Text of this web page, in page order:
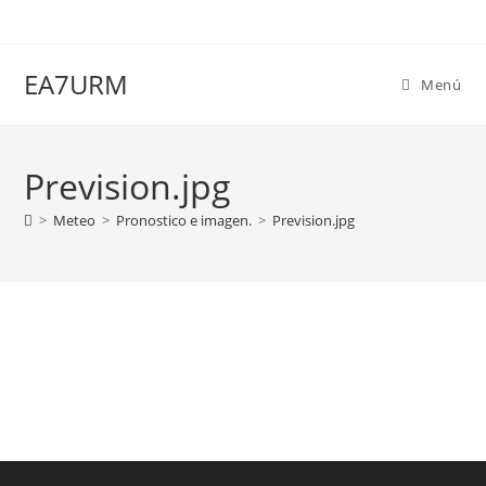
EA7URM Menú
Prevision.jpg
> Meteo > Pronostico e imagen. > Prevision.jpg